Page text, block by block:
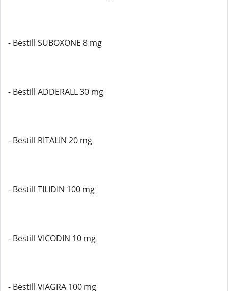
- Bestill SUBOXONE 8 mg
- Bestill ADDERALL 30 mg
- Bestill RITALIN 20 mg
- Bestill TILIDIN 100 mg
- Bestill VICODIN 10 mg
- Bestill VIAGRA 100 mg